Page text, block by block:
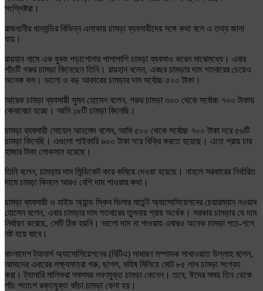
সংশ্লিষ্টরা।
রাজধানীর ধানমন্ডির বিভিন্ন এলাকায় চামড়া ব্যবসায়ীদের সঙ্গে কথা বলে এ তথ্য জানা
যায়।
রায়হান নামে এক যুবক পড়াশোনার পাশাপাশি চামড়া ব্যবসাও করেন মাঝেমধ্যে। এবার
পাঁচটি গরুর চামড়া কিনেছেন তিনি। রায়হান বলেন, এবছর চামড়ার দাম গতবারের চেয়েও
অনেক কম। ভালো ও বড় আকারের চামড়ার দাম সর্বোচ্চ ৫০০ টাকা।
আরেক চামড়া ব্যবসায়ী সুমন হোসেন বলেন, গরুর চামড়া ৩০০ থেকে সর্বোচ্চ ৭০০ টাকায়
কেনাবেচা হচ্ছে। আমি ১৮টি চামড়া কিনেছি।
চামড়া ব্যবসায়ী সোহেল আহমেদ বলেন, আমি ৫০০ থেকে সর্বোচ্চ ৭০০ টাকা দরে ৫৬টি
চামড়া কিনেছি। এগুলো পাইকারি ৬০০ টাকা দরে বিক্রি করতে হয়েছে। এতে প্রায় চার
হাজার টাকা লোকসান হয়েছে।
তিনি বলেন, চামড়ার দাম সিন্ডিকেট করে কমিয়ে দেওয়া হয়েছে। নাহলে সরকারের নির্ধারিত
দামে চামড়া কিনলে আরও বেশি দাম পাওয়ার কথা।
চামড়া ব্যবসায়ী ও হাইড অ্যান্ড স্কিন ডিলার মার্চেন্ট অ্যাসোসিয়েশনের চেয়ারম্যান নওয়াব
হোসেন বলেন, এবার চামড়ার দাম গতবারের তুলনায় প্রায় অর্ধেক। সরকার চামড়ার যে দাম
নির্ধারণ করেছে, সেটি ঠিক হয়নি। ভালো দাম না পাওয়ায় এবারও অনেক চামড়া পচে-গলে
নষ্ট হয়ে যাবে।
বাংলাদেশ ট্যানার্স অ্যাসোসিয়েশনের (বিটিএ) সাধারণ সম্পাদক সাখাওয়াত উল্লাহ বলেন,
আমাদের এবারের লক্ষ্যমাত্রা গরু, ছাগল, মহিষ মিলিয়ে মোট ৮৫ লাখ চামড়া সংগ্রহ
করা। ট্যানারি মালিকরা সবসময় লবণযুক্ত চামড়া কেনেন। তবে, ঈদের সময় তিন থেকে
পাঁচ শতাংশ রক্তযুক্ত কাঁচা চামড়া কেনা হয়।